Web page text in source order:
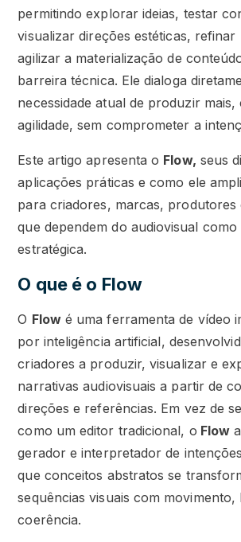
permitindo explorar ideias, testar
visualizar direções estéticas, refinar
agilizar a materialização de
barreira técnica. Ele dialoga
necessidade atual de produzir mais,
agilidade, sem comprometer a
Este artigo apresenta o Flow, seus
aplicações práticas e como ele
para criadores, marcas, produtores
que dependem do audiovisual como
estratégica.
O que é o Flow
O Flowé uma ferramenta de vídeo
por inteligência artificial,
criadores a produzir, visualizar e
narrativas audiovisuais a partir de
direções e referências. Em vez de
como um editor tradicional, o Flow
gerador e interpretador de
que conceitos abstratos se
sequências visuais com movimento,
coerência.